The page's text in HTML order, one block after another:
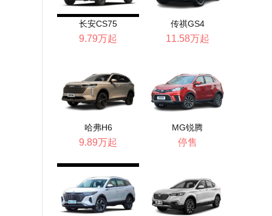
长安CS75
9.79万起
传祺GS4
11.58万起
哈弗H6
9.89万起
MG锐腾
停售